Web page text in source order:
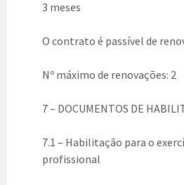
3 meses
O contrato é passível de
Nº máximo de renovações: 2
7 – DOCUMENTOS DE
7.1 – Habilitação para o
profissional